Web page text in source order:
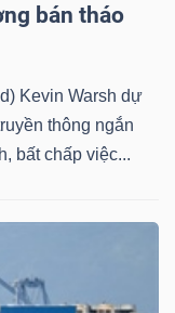
bán tháo
Kevin Warsh dự
thông ngắn
bất chấp việc...